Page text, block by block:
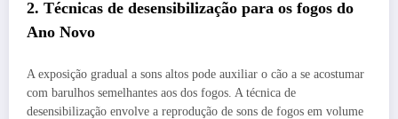
2. Técnicas de desensibilização para os fogos do
Ano Novo
A exposição gradual a sons altos pode auxiliar o cão a se acostumar
com barulhos semelhantes aos dos fogos. A técnica de
desensibilização envolve a reprodução de sons de fogos em volume